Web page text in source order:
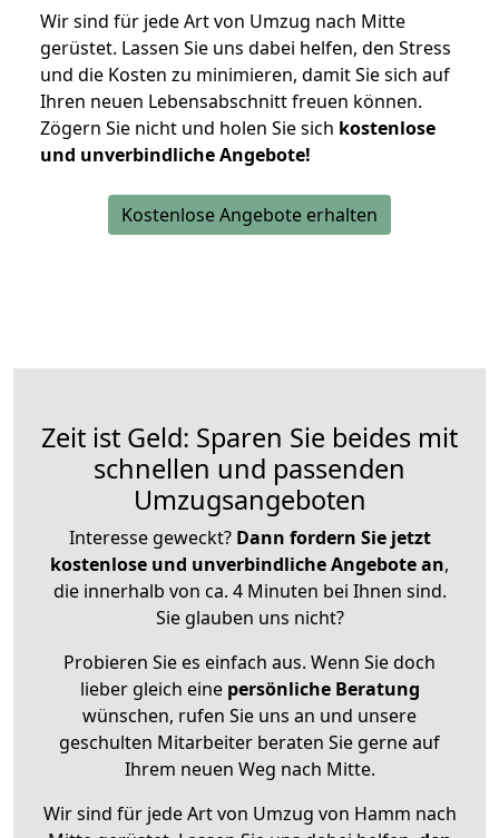
Wir sind für jede Art von Umzug nach Mitte
gerüstet. Lassen Sie uns dabei helfen, den Stress
und die Kosten zu minimieren, damit Sie sich auf
Ihren neuen Lebensabschnitt freuen können.
Zögern Sie nicht und holen Sie sich kostenlose
und unverbindliche Angebote!
Kostenlose Angebote erhalten
Zeit ist Geld: Sparen Sie beides mit
schnellen und passenden
Umzugsangeboten
Interesse geweckt? Dann fordern Sie jetzt
kostenlose und unverbindliche Angebote an,
die innerhalb von ca. 4 Minuten bei Ihnen sind.
Sie glauben uns nicht?
Probieren Sie es einfach aus. Wenn Sie doch
lieber gleich eine persönliche Beratung
wünschen, rufen Sie uns an und unsere
geschulten Mitarbeiter beraten Sie gerne auf
Ihrem neuen Weg nach Mitte.
Wir sind für jede Art von Umzug von Hamm nach